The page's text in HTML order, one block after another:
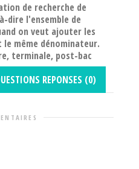
de recherche de
dire l'ensemble de
on veut ajouter les
même dénominateur.
terminale, post-bac
REPONSES (0)